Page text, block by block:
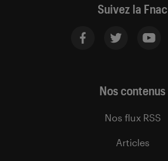
Suivez la Fnac
Nos contenus
Nos flux RSS
Articles